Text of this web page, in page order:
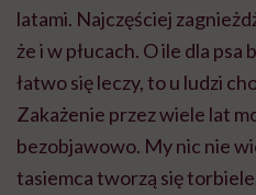
latami. Najczęściej
że i w płucach. O ile dla
łatwo się leczy, to u ludzi
Zakażenie przez wiele lat
bezobjawowo. My nic nie
tasiemca tworzą się